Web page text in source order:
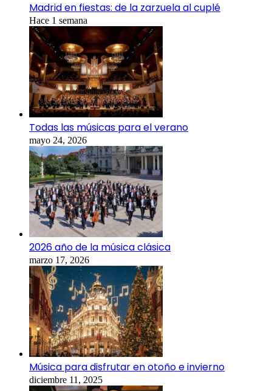
Madrid en fiestas: de la zarzuela al cuplé
Hace 1 semana
Todas las músicas para el verano
mayo 24, 2026
2026 año de la música clásica
marzo 17, 2026
Música para disfrutar en otoño e invierno
diciembre 11, 2025